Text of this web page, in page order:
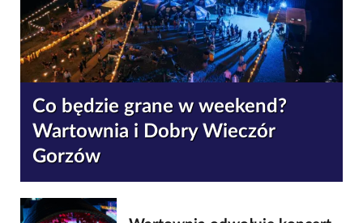
Co będzie grane w weekend?
Wartownia i Dobry Wieczór
Gorzów